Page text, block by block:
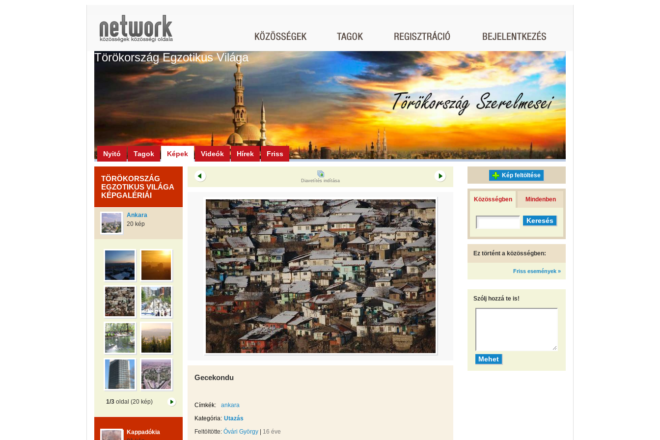
Törökország Egzotikus Világa
Nyitó Tagok Képek Videók Hírek Friss
TÖRÖKORSZÁG
EGZOTIKUS VILÁGA
KÉPGALÉRIÁI
Ankara
20 kép
1/3oldal (20 kép)
Kappadókia
Diavetítés indítása
Gecekondu
Címkék:
ankara
Kategória: Utazás
Feltöltötte: Óvári György 16 éve
Kép feltöltése
Közösségben Mindenben
Ez történt a közösségben:
Friss események »
Szólj hozzá te is!